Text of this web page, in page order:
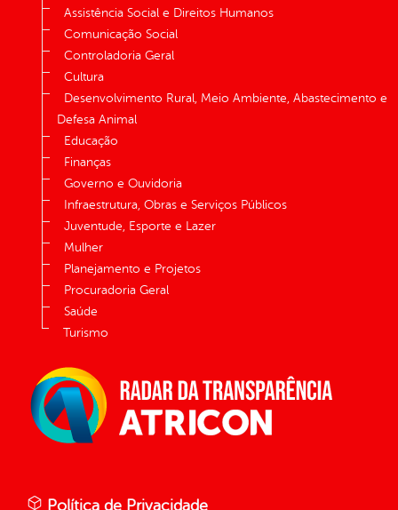
Assistência Social e Direitos Humanos
Comunicação Social
Controladoria Geral
Cultura
Desenvolvimento Rural, Meio Ambiente, Abastecimento e
Defesa Animal
Educação
Finanças
Governo e Ouvidoria
Infraestrutura, Obras e Serviços Públicos
Juventude, Esporte e Lazer
Mulher
Planejamento e Projetos
Procuradoria Geral
Saúde
Turismo
Política de Privacidade